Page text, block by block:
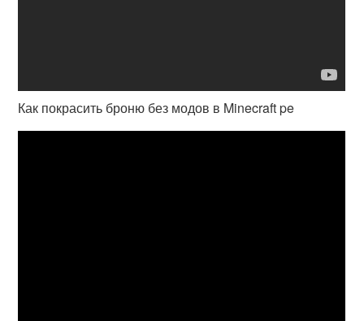
Как покрасить броню без модов в Minecraft pe